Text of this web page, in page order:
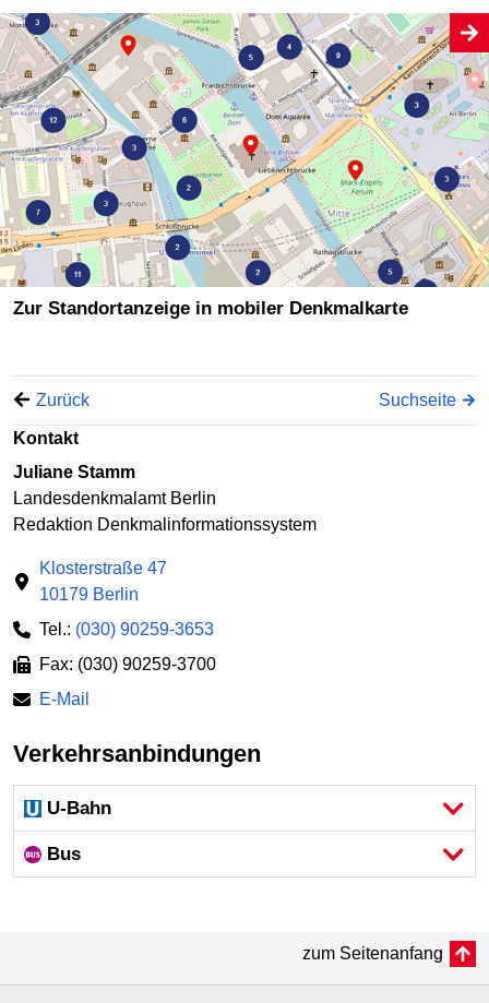
Zur Standortanzeige in mobiler Denkmalkarte
Zurück Suchseite
Kontakt
Juliane Stamm
Landesdenkmalamt Berlin
Redaktion Denkmalinformationssystem
Klosterstraße 47
10179 Berlin
Tel.: (030) 90259-3653
Fax: (030) 90259-3700
E-Mail
Verkehrsanbindungen
U-Bahn
Bus
zum Seitenanfang